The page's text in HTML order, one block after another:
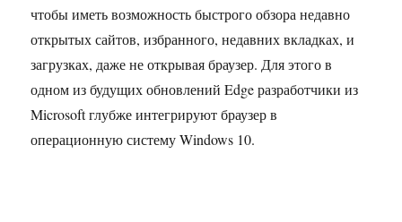
чтобы иметь возможность быстрого обзора недавно
открытых сайтов, избранного, недавних вкладках, и
загрузках, даже не открывая браузер. Для этого в
одном из будущих обновлений Edge разработчики из
Microsoft глубже интегрируют браузер в
операционную систему Windows 10.